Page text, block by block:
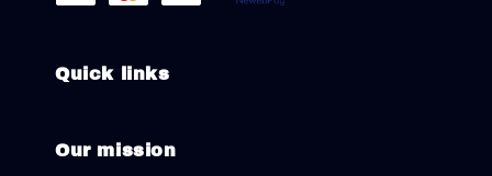
Quick links
Our mission